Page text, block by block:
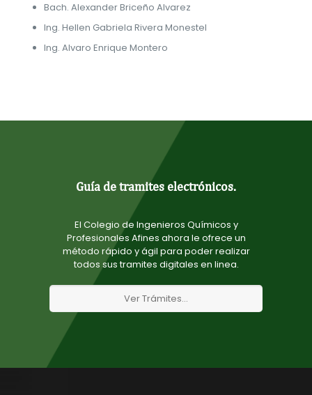
Bach. Alexander Briceño Alvarez
Ing. Hellen Gabriela Rivera Monestel
Ing. Alvaro Enrique Montero
Guía de tramites electrónicos.
El Colegio de Ingenieros Químicos y
Profesionales Afines ahora le ofrece un
método rápido y ágil para poder realizar
todos sus tramites digitales en linea.
Ver Trámites...